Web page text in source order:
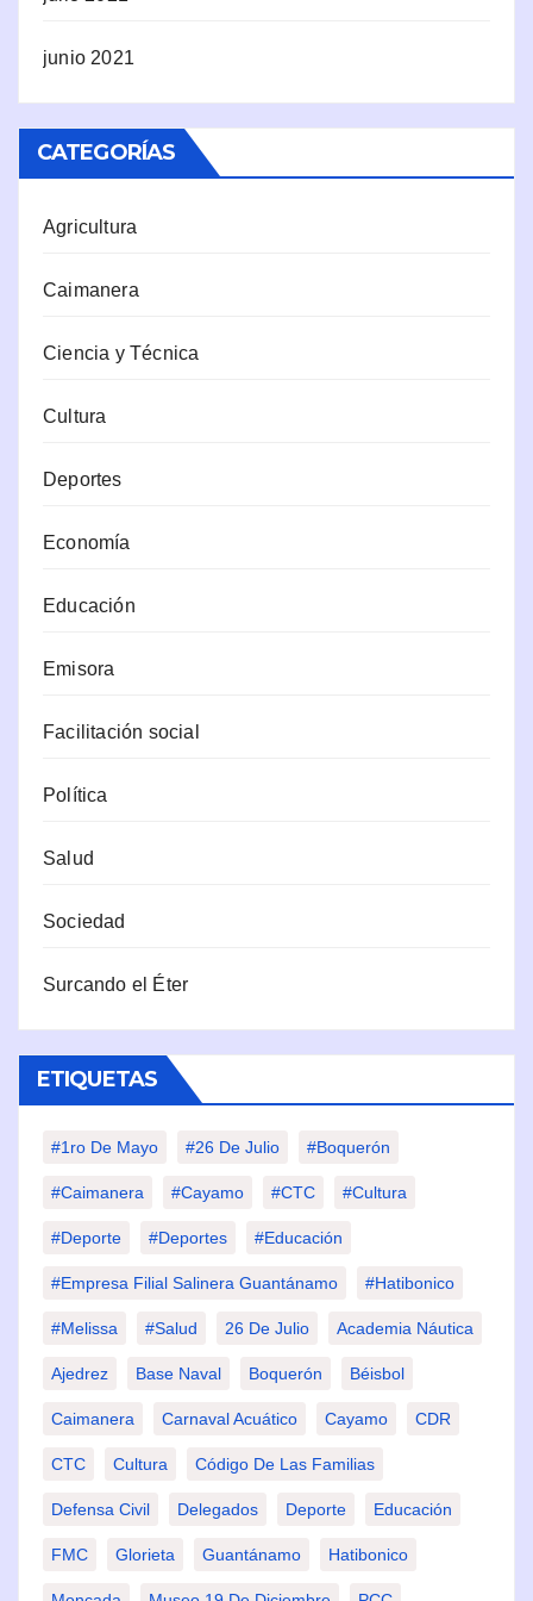
junio 2021
CATEGORÍAS
Agricultura
Caimanera
Ciencia y Técnica
Cultura
Deportes
Economía
Educación
Emisora
Facilitación social
Política
Salud
Sociedad
Surcando el Éter
ETIQUETAS
#1ro De Mayo #26 De Julio #Boquerón
#Caimanera #Cayamo #CTC #Cultura
#Deporte #deportes #Educación
#Empresa Filial Salinera Guantánamo #Hatibonico
#Melissa #Salud 26 De Julio Academia Náutica
Ajedrez Base Naval Boquerón Béisbol
Caimanera Carnaval Acuático Cayamo CDR
CTC Cultura Código De Las Familias
Defensa Civil Delegados Deporte Educación
FMC Glorieta Guantánamo Hatibonico